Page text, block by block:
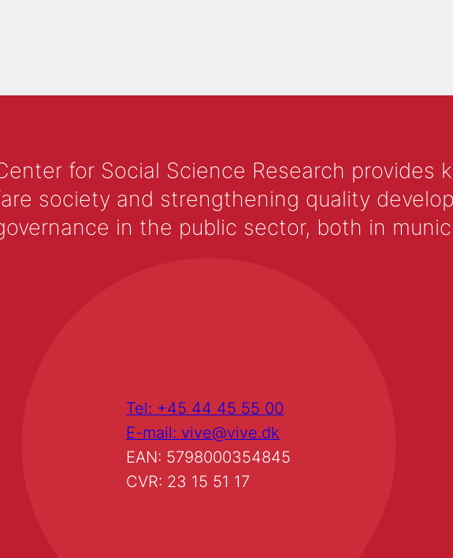
for Social Science Research
society and strengthening quality
in the public sector, both in
Tel: +45 44 45 55 00
E-mail: vive@vive.dk
EAN: 5798000354845
CVR: 23 15 51 17